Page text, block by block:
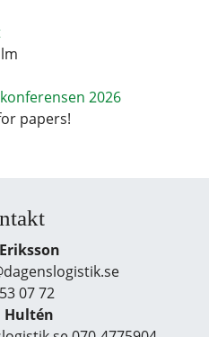
2026
papers!
07 72
Hultén